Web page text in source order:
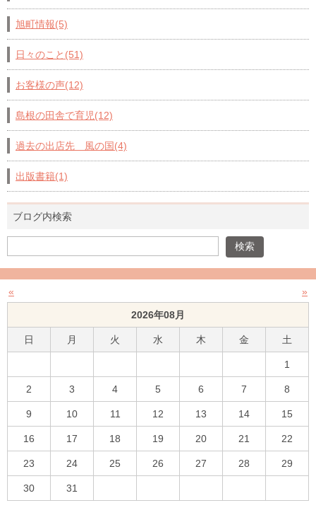
旭町情報(5)
日々のこと(51)
お客様の声(12)
島根の田舎で育児(12)
過去の出店先 風の国(4)
出版書籍(1)
ブログ内検索
« »
2026年08月
日 月 火 水 木 金 土
1
2 3 4 5 6 7 8
9 10 11 12 13 14 15
16 17 18 19 20 21 22
23 24 25 26 27 28 29
30 31